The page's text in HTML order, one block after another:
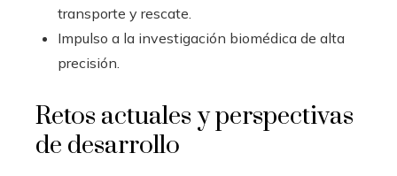
transporte y rescate.
Impulso a la investigación biomédica de alta
precisión.
Retos actuales y perspectivas
de desarrollo